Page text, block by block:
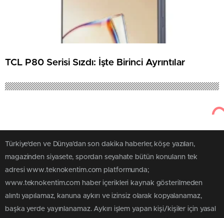
TCL P80 Serisi Sızdı: İşte Birinci Ayrıntılar
Türkiye'den ve Dünya’dan son dakika haberler, köşe yazıları,
magazinden siyasete, spordan seyahate bütün konuların tek
adresi www.teknokentim.com platformunda;
www.teknokentim.com haber içerikleri kaynak gösterilmeden
alıntı yapılamaz, kanuna aykırı ve izinsiz olarak kopyalanamaz,
başka yerde yayınlanamaz. Aykırı işlem yapan kişi/kişiler için yasal